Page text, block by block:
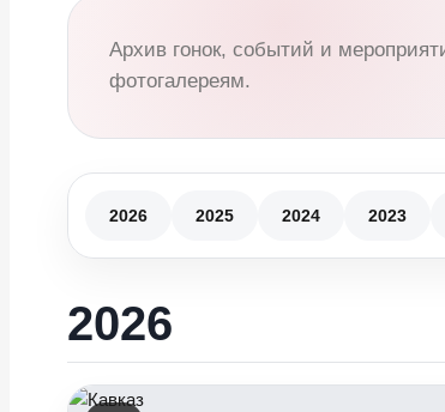
Архив гонок, событий и
фотогалереям.
2026 2025 2024 2023
2026